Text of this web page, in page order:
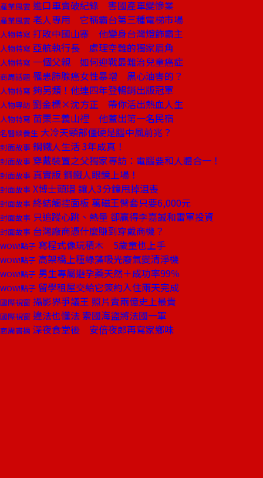
產業風雲 進口車賣破紀錄 害國產車變慘業
產業風雲 老人專用 它稱霸台第三種電梯市場
人物特寫 打敗中國山寨 他變身台灣燈飾霸主
人物特寫 亞航執行長 處理空難的獨家眉角
人物特寫 一個父親 如何迎戰最難治兒童癌症
商周話題 罹患肺腺癌女性暴增 黑心油害的？
人物特寫 夠另類！他連四年登暢銷出版冠軍
人物專訪 劉金標×沈方正 帶你活出熱血人生
人物特寫 苗栗三義山裡 他蓋出第一名民宿
名醫談養生 大冷天頸部僵硬是腦中風前兆？
封面故事 鋼鐵人生活 3年成真！
封面故事 穿戴裝置之父獨家專訪：電腦要和人體合一！
封面故事 真實版 鋼鐵人眼鏡上場！
封面故事 X博士頭環 讓人3分鐘甩掉沮喪
封面故事 終結觸控面板 萬磁王臂套只要6,000元
封面故事 只追蹤心跳、熱量 卻贏得李嘉誠和雷軍投資
封面故事 台灣廠商憑什麼賺到穿戴商機？
WOW!點子 寫程式像玩積木 5歲童也上手
WOW!點子 高架橋上種綠藻吸光廢氣變清淨機
WOW!點子 男生專屬避孕藥天然＋成功率99％
WOW!點子 留學租屋交給它簽約入住兩天完成
國際視窗 攝影界爭議王 照片賣兩億史上最貴
國際視窗 違法也懂法 索國海盜將法國一軍
商周書摘 深夜食堂後 安倍夜郎再寫家鄉味